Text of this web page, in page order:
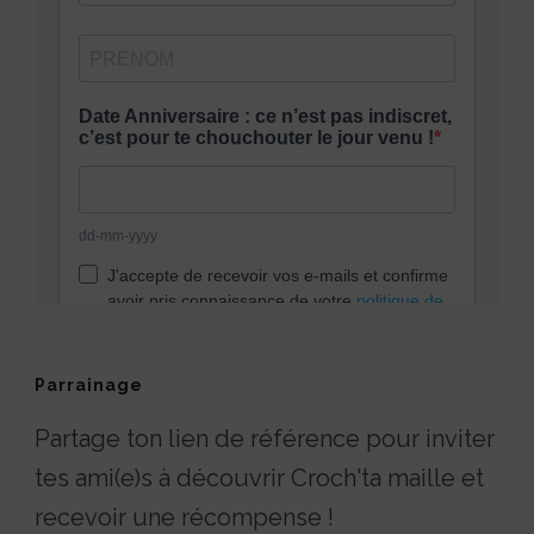
Parrainage
Partage ton lien de référence pour inviter
tes ami(e)s à découvrir Croch'ta maille et
recevoir une récompense !